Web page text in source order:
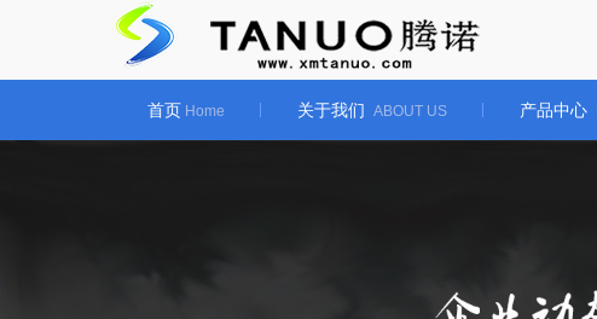
首页 Home 关于我们 ABOUT US 产品中心